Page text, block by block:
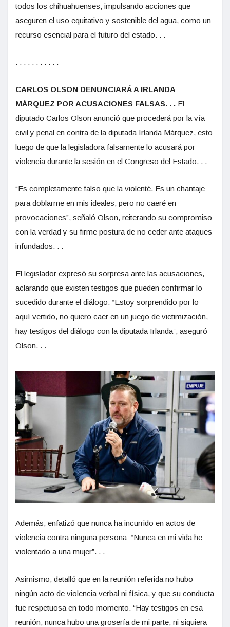
todos los chihuahuenses, impulsando acciones que
aseguren el uso equitativo y sostenible del agua, como un
recurso esencial para el futuro del estado. . .
. . . . . . . . . . .
CARLOS OLSON DENUNCIARÁ A IRLANDA
MÁRQUEZ POR ACUSACIONES FALSAS. . . El
diputado Carlos Olson anunció que procederá por la vía
civil y penal en contra de la diputada Irlanda Márquez, esto
luego de que la legisladora falsamente lo acusará por
violencia durante la sesión en el Congreso del Estado. . .
“Es completamente falso que la violenté. Es un chantaje
para doblarme en mis ideales, pero no caeré en
provocaciones”, señaló Olson, reiterando su compromiso
con la verdad y su firme postura de no ceder ante ataques
infundados. . .
El legislador expresó su sorpresa ante las acusaciones,
aclarando que existen testigos que pueden confirmar lo
sucedido durante el diálogo. “Estoy sorprendido por lo
aquí vertido, no quiero caer en un juego de victimización,
hay testigos del diálogo con la diputada Irlanda”, aseguró
Olson. . .
Además, enfatizó que nunca ha incurrido en actos de
violencia contra ninguna persona: “Nunca en mi vida he
violentado a una mujer”. . .
Asimismo, detalló que en la reunión referida no hubo
ningún acto de violencia verbal ni física, y que su conducta
fue respetuosa en todo momento. “Hay testigos en esa
reunión; nunca hubo una grosería de mi parte, ni siquiera